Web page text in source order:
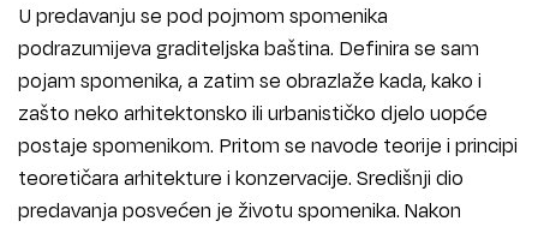
U predavanju se pod pojmom spomenika
podrazumijeva graditeljska baština. Definira se sam
pojam spomenika, a zatim se obrazlaže kada, kako i
zašto neko arhitektonsko ili urbanističko djelo uopće
postaje spomenikom. Pritom se navode teorije i principi
teoretičara arhitekture i konzervacije. Središnji dio
predavanja posvećen je životu spomenika. Nakon